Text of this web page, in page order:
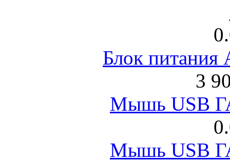
Блок питания
3
Мышь USB
Мышь USB